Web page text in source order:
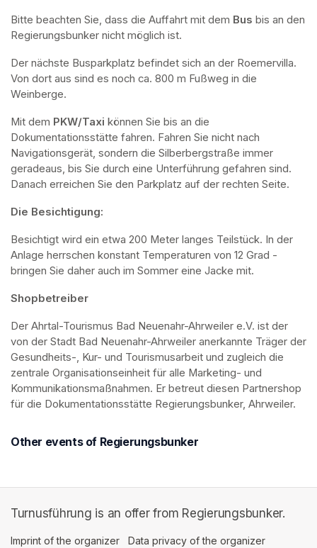
Bitte beachten Sie, dass die Auffahrt mit dem Bus bis an den
Regierungsbunker nicht möglich ist.
Der nächste Busparkplatz befindet sich an der Roemervilla.
Von dort aus sind es noch ca. 800 m Fußweg in die
Weinberge.
Mit dem PKW/Taxi können Sie bis an die
Dokumentationsstätte fahren. Fahren Sie nicht nach
Navigationsgerät, sondern die Silberbergstraße immer
geradeaus, bis Sie durch eine Unterführung gefahren sind.
Danach erreichen Sie den Parkplatz auf der rechten Seite.
Die Besichtigung:
Besichtigt wird ein etwa 200 Meter langes Teilstück. In der
Anlage herrschen konstant Temperaturen von 12 Grad -
bringen Sie daher auch im Sommer eine Jacke mit.
Shopbetreiber
Der Ahrtal-Tourismus Bad Neuenahr-Ahrweiler e.V. ist der
von der Stadt Bad Neuenahr-Ahrweiler anerkannte Träger der
Gesundheits-, Kur- und Tourismusarbeit und zugleich die
zentrale Organisationseinheit für alle Marketing- und
Kommunikationsmaßnahmen. Er betreut diesen Partnershop
für die Dokumentationsstätte Regierungsbunker, Ahrweiler.
Other events of Regierungsbunker
Turnusführung is an offer from Regierungsbunker.
Imprint of the organizer (opens in a new tab)
Data privacy of the organizer